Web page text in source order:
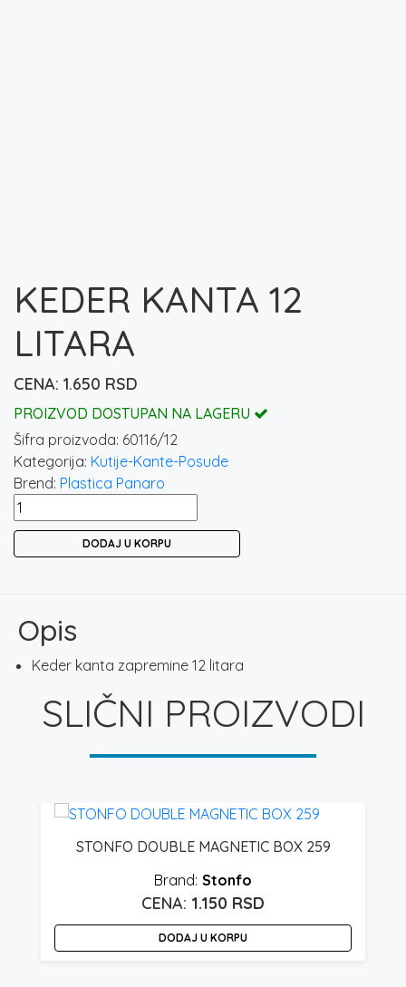
KEDER KANTA 12
LITARA
1.650 RSD
PROIZVOD DOSTUPAN NA LAGERU
Šifra proizvoda: 60116/12
Kategorija: Kutije-Kante-Posude
Brend: Plastica Panaro
KEDER
KANTA
DODAJ U KORPU
Opis
Keder kanta zapremine 12 litara
SLIČNI PROIZVODI
STONFO DOUBLE MAGNETIC BOX 259
Stonfo
1.150 RSD
DODAJ U KORPU